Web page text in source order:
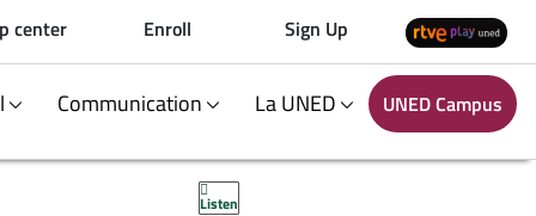
center Enroll Sign Up
Communication La UNED UNED Campus
Listen